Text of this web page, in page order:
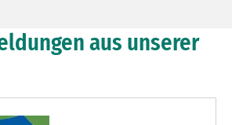
aus unserer